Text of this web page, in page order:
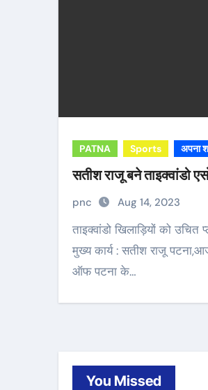
PATNA Sports अपना
सतीश राजू बने ताइक्वांडो
pnc Aug 14, 2023
ताइक्वांडो खिलाड़ियों को उचित प्लेटफार्म प्रदान कराना
मुख्य कार्य : सतीश राजू
ऑफ पटना के…
You Missed